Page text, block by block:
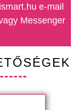
e-mail
Messenger